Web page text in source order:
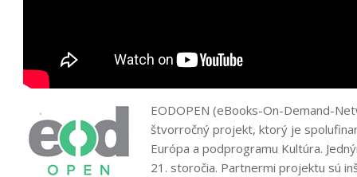
EODOPEN (eBooks-On-Demand-
štvorročný projekt, ktorý je
Európa a podprogramu Kultúra.
21. storočia. Partnermi projektu sú